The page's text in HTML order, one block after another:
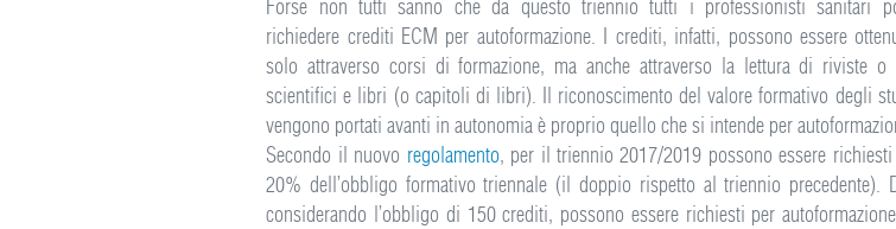
Forse non tutti sanno che da questo triennio tutti i professionisti sanitari
richiedere crediti ECM per autoformazione. I crediti, infatti, possono essere
solo attraverso corsi di formazione, ma anche attraverso la lettura di riviste o
scientifici e libri (o capitoli di libri). Il riconoscimento del valore formativo degli
vengono portati avanti in autonomia è proprio quello che si intende per
Secondo il nuovo regolamento, per il triennio 2017/2019 possono essere
20% dell’obbligo formativo triennale (il doppio rispetto al triennio precedente).
considerando l’obbligo di 150 crediti, possono essere richiesti per